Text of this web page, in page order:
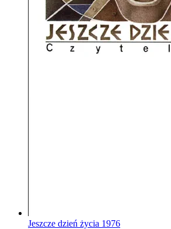
Jeszcze dzień życia 1976